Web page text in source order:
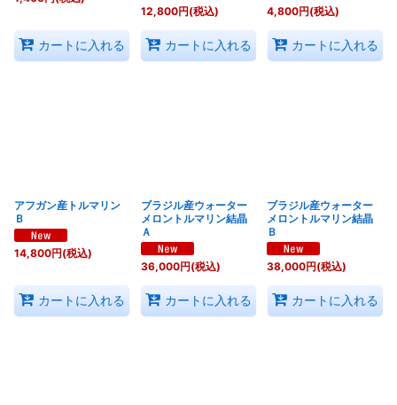
カートに入れる
12,800円(税込)
カートに入れる
4,800円(税込)
カートに入れる
アフガン産トルマリン
Ｂ
14,800円(税込)
カートに入れる
ブラジル産ウォーター
メロントルマリン結晶
Ａ
36,000円(税込)
カートに入れる
ブラジル産ウォーター
メロントルマリン結晶
Ｂ
38,000円(税込)
カートに入れる